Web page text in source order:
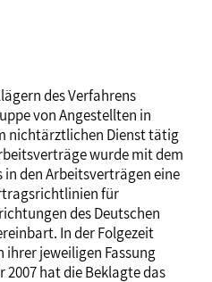
des Verfahrens
von Angestellten in
nichtärztlichen Dienst tätig
wurde mit dem
in den Arbeitsverträgen eine
für
des Deutschen
In der Folgezeit
jeweiligen Fassung
hat die Beklagte das